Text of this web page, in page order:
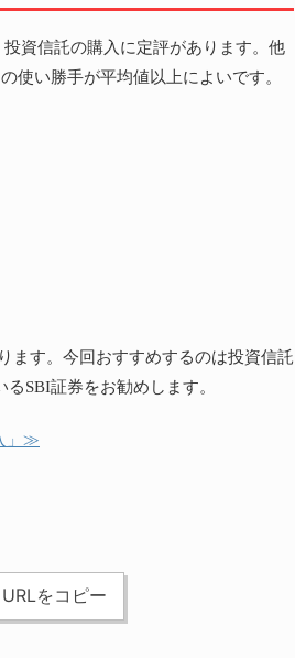
資信託の購入に定評があります。他
使い勝手が平均値以上によいです。
ます。今回おすすめするのは投資信託
SBI証券をお勧めします。
」≫
をコピー